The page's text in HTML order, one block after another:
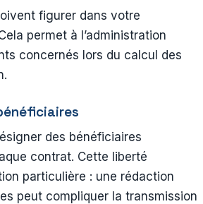
figurer dans votre
permet à l’administration
concernés lors du calcul des
des bénéficiaires
contrat. Cette liberté
particulière : une rédaction
peut compliquer la transmission